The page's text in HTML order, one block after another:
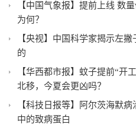
【中国气象报】提前上线 数
为何？
【央视】中国科学家揭示左
的
【华西都市报】蚊子提前“开
北移，今夏会更凶吗？
【科技日报等】阿尔茨海默
中的致病蛋白